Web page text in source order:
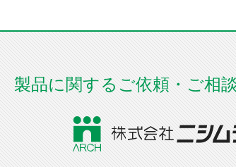
製品に関するご依頼・ご相